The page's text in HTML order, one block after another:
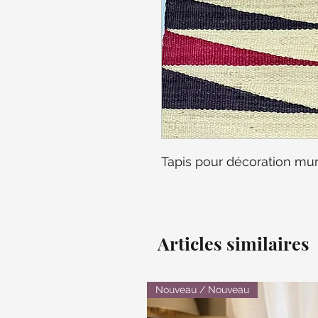
Tapis pour décoration
Articles similaires
Nouveau / Nouveau